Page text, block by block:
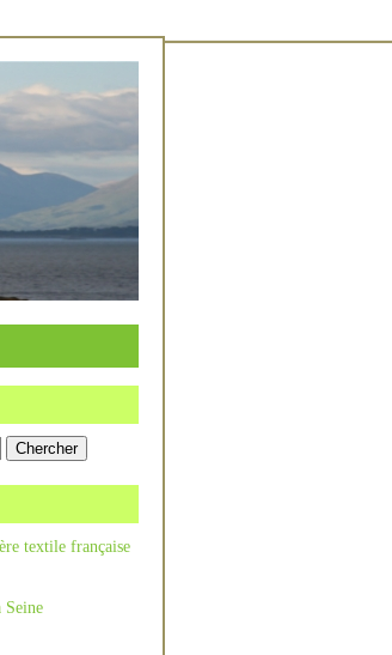
textile française
Seine